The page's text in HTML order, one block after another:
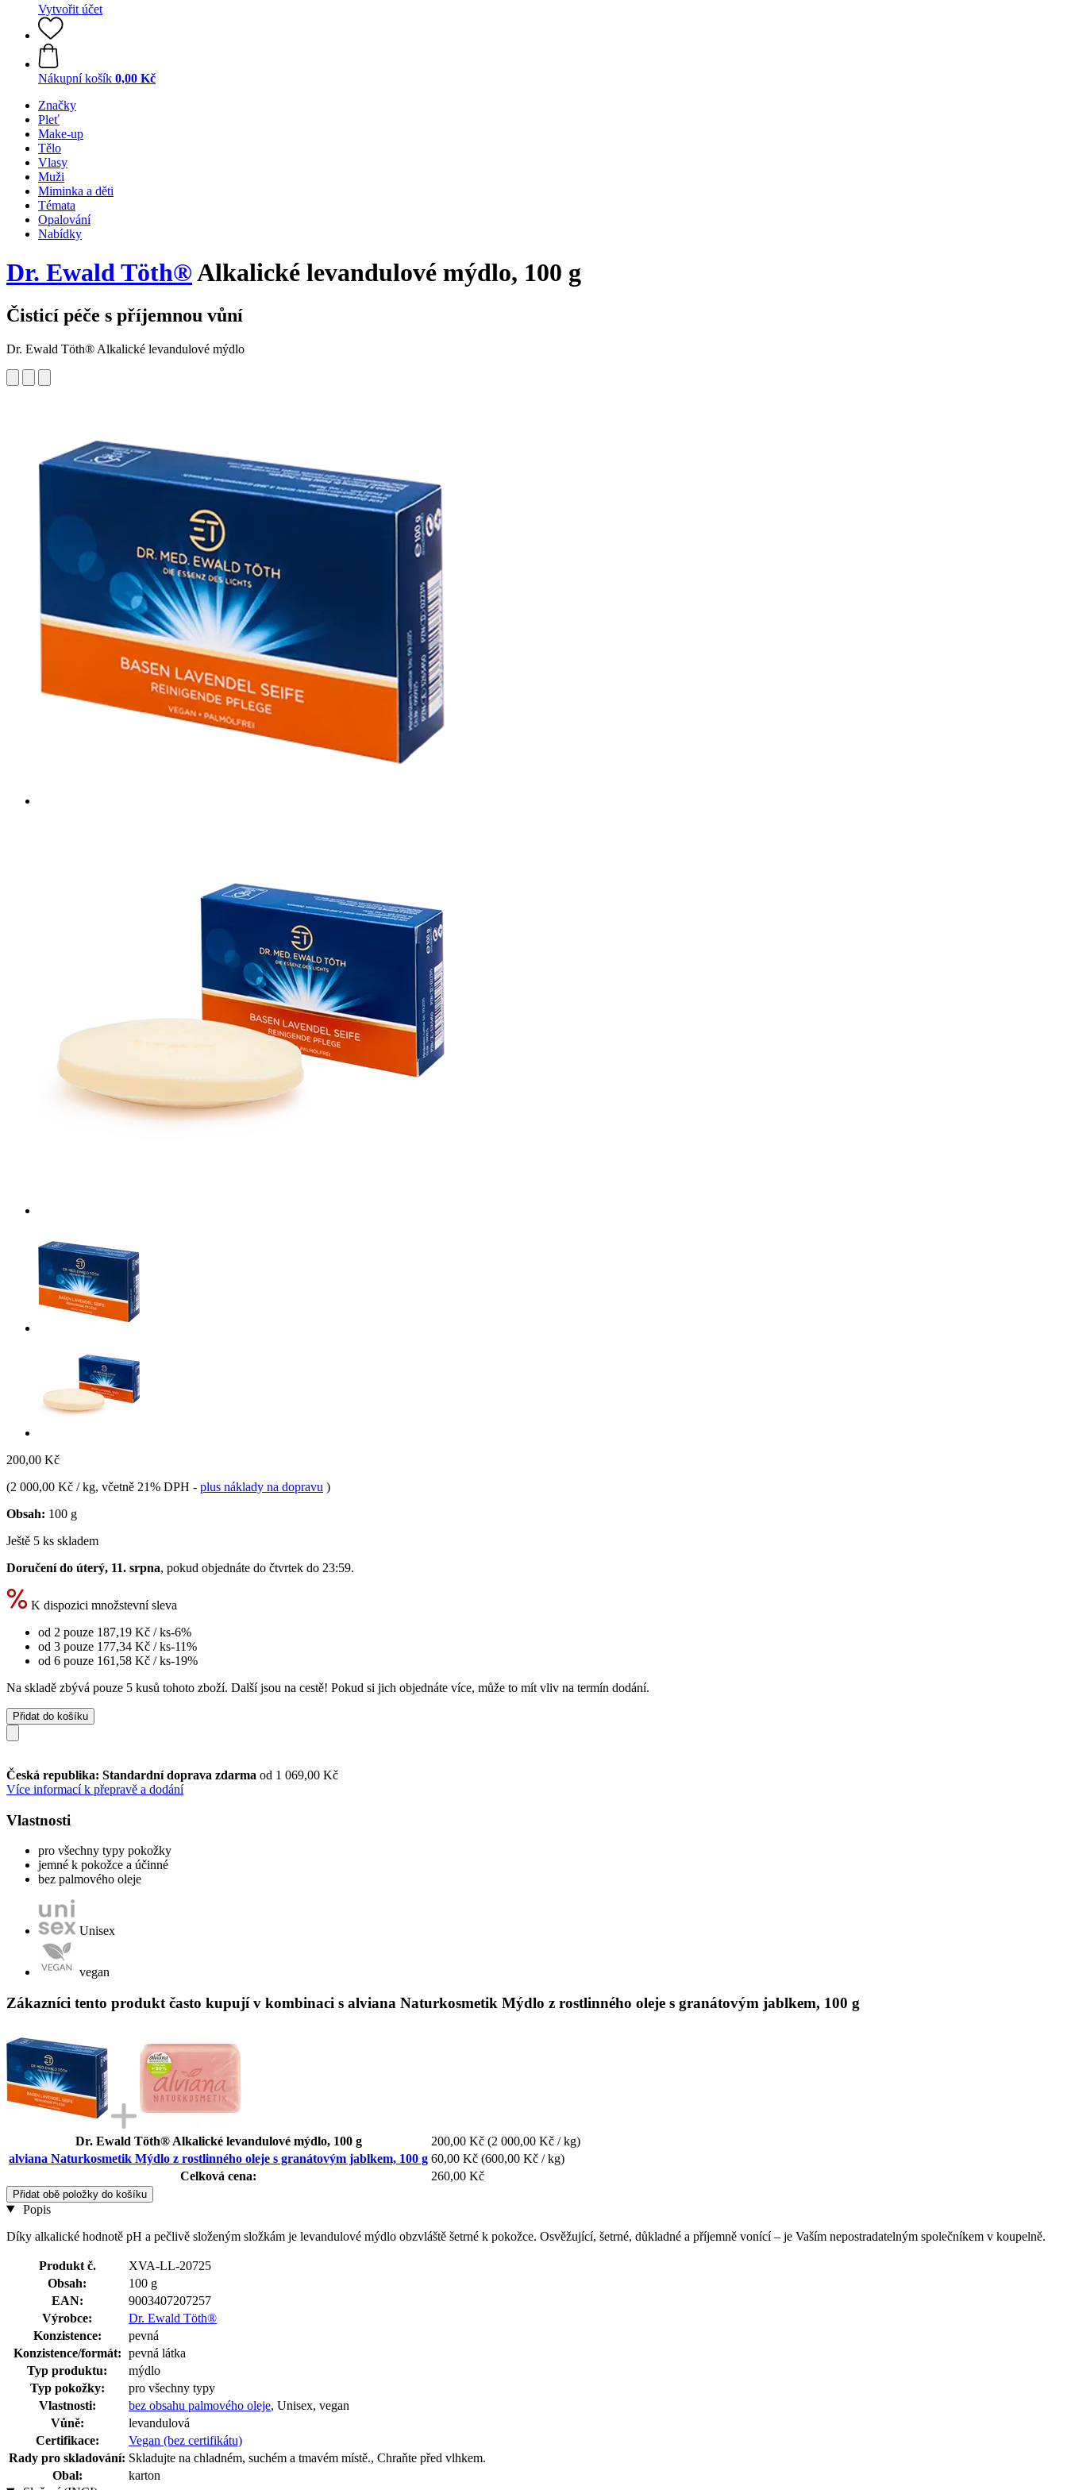
Vytvořit účet
Nákupní košík 0,00 Kč
Značky
Pleť
Make-up
Tělo
Vlasy
Muži
Miminka a děti
Témata
Opalování
Nabídky
Dr. Ewald Töth®Alkalické levandulové mýdlo, 100 g
Čisticí péče s příjemnou vůní
Dr. Ewald Töth® Alkalické levandulové mýdlo
200,00 Kč
(2 000,00 Kč / kg, včetně 21% DPH - plus náklady na dopravu )
Obsah: 100 g
Ještě 5 ks skladem
Doručení do úterý, 11. srpna, pokud objednáte do čtvrtek do 23:59.
K dispozici množstevní sleva
od 2 pouze 187,19 Kč / ks-6%
od 3 pouze 177,34 Kč / ks-11%
od 6 pouze 161,58 Kč / ks-19%
Na skladě zbývá pouze 5 kusů tohoto zboží. Další jsou na cestě! Pokud si jich objednáte více, může to mít vliv na termín dodání.
Přidat do košíku
Česká republika: Standardní doprava zdarma od 1 069,00 Kč
Více informací k přepravě a dodání
Vlastnosti
pro všechny typy pokožky
jemné k pokožce a účinné
bez palmového oleje
Unisex
vegan
Zákazníci tento produkt často kupují v kombinaci s alviana Naturkosmetik Mýdlo z rostlinného oleje s granátovým jablkem, 100 g
Dr. Ewald Töth® Alkalické levandulové mýdlo, 100 g 200,00 Kč (2 000,00 Kč / kg)
alviana Naturkosmetik Mýdlo z rostlinného oleje s granátovým jablkem, 100 g 60,00 Kč (600,00 Kč / kg)
Celková cena:
260,00 Kč
Přidat obě položky do košíku
Popis
Díky alkalické hodnotě pH a pečlivě složeným složkám je levandulové mýdlo obzvláště šetrné k pokožce. Osvěžující, šetrné, důkladné a příjemně vonící – je Vaším nepostradatelným společníkem v koupelně.
Produkt č.
XVA-LL-20725
Obsah:
100 g
EAN:
9003407207257
Výrobce:
Dr. Ewald Töth®
Konzistence:
pevná
Konzistence/formát: pevná látka
Typ produktu:
mýdlo
Typ pokožky:
pro všechny typy
Vlastnosti:
bez obsahu palmového oleje, Unisex, vegan
Vůně:
levandulová
Certifikace:
Vegan (bez certifikátu)
Rady pro skladování: Skladujte na chladném, suchém a tmavém místě., Chraňte před vlhkem.
Obal:
karton